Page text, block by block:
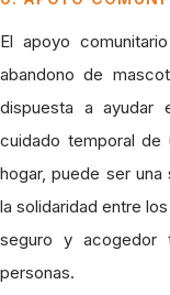
El apoyo
abandono de
dispuesta a ayudar
cuidado temporal de
hogar, puede ser
la solidaridad entre
seguro y acogedor
personas.